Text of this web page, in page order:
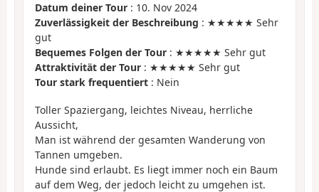
Datum deiner Tour : 10. Nov 2024
Zuverlässigkeit der Beschreibung : ★★★★★ Sehr
gut
Bequemes Folgen der Tour : ★★★★★ Sehr gut
Attraktivität der Tour : ★★★★★ Sehr gut
Tour stark frequentiert : Nein
Toller Spaziergang, leichtes Niveau, herrliche
Aussicht,
Man ist während der gesamten Wanderung von
Tannen umgeben.
Hunde sind erlaubt. Es liegt immer noch ein Baum
auf dem Weg, der jedoch leicht zu umgehen ist.